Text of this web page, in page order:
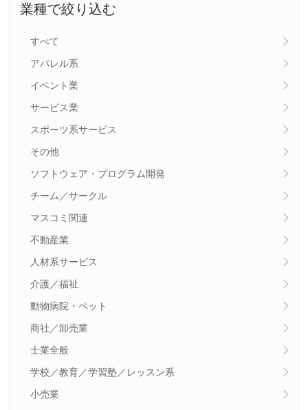
業種で絞り込む
すべて
アパレル系
イベント業
サービス業
スポーツ系サービス
その他
ソフトウェア・プログラム開発
チーム／サークル
マスコミ関連
不動産業
人材系サービス
介護／福祉
動物病院・ペット
商社／卸売業
士業全般
学校／教育／学習塾／レッスン系
小売業